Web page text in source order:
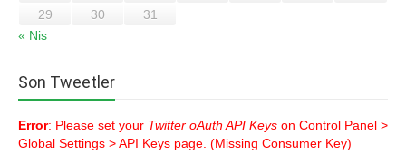
29
30
31
« Nis
Son Tweetler
Error: Please set your Twitter oAuth API Keys on Control Panel >
Global Settings > API Keys page. (Missing Consumer Key)